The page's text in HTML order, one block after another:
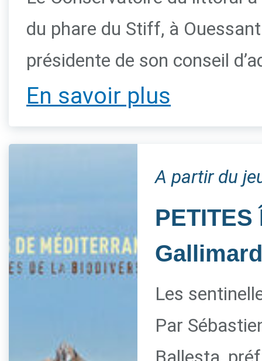
du phare du Stiff, à
présidente de son conseil
En savoir plus
A partir du
Gallimard
Les
Par